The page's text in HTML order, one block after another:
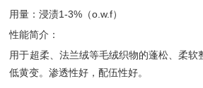
用量：浸渍1-3%（o.w.f）
性能简介：
用于超柔、法兰绒等毛绒织物的蓬松、柔软
低黄变。渗透性好，配伍性好。